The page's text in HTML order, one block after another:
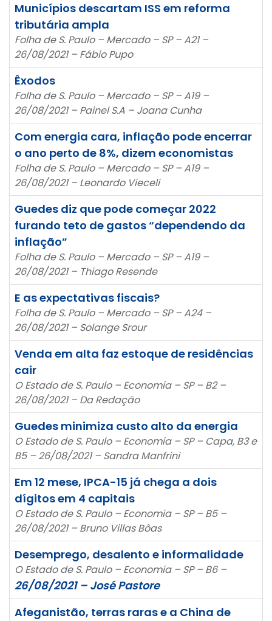
Municípios descartam ISS em reforma
tributária ampla
Folha de S. Paulo – Mercado – SP – A21 –
26/08/2021 – Fábio Pupo
Êxodos
Folha de S. Paulo – Mercado – SP – A19 –
26/08/2021 – Painel S.A – Joana Cunha
Com energia cara, inflação pode encerrar
o ano perto de 8%, dizem economistas
Folha de S. Paulo – Mercado – SP – A19 –
26/08/2021 – Leonardo Vieceli
Guedes diz que pode começar 2022
furando teto de gastos “dependendo da
inflação”
Folha de S. Paulo – Mercado – SP – A19 –
26/08/2021 – Thiago Resende
E as expectativas fiscais?
Folha de S. Paulo – Mercado – SP – A24 –
26/08/2021 – Solange Srour
Venda em alta faz estoque de residências
cair
O Estado de S. Paulo – Economia – SP – B2 –
26/08/2021 – Da Redação
Guedes minimiza custo alto da energia
O Estado de S. Paulo – Economia – SP – Capa, B3 e
B5 – 26/08/2021 – Sandra Manfrini
Em 12 mese, IPCA-15 já chega a dois
dígitos em 4 capitais
O Estado de S. Paulo – Economia – SP – B5 –
26/08/2021 – Bruno Villas Bôas
Desemprego, desalento e informalidade
O Estado de S. Paulo – Economia – SP – B6 –
26/08/2021 – José Pastore
Afeganistão, terras raras e a China de